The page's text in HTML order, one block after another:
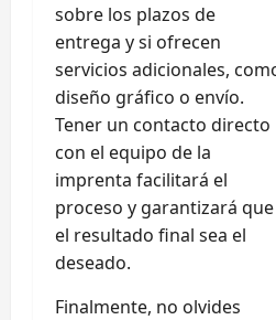
sobre los plazos de
entrega y si ofrecen
servicios adicionales,
diseño gráfico o envío.
Tener un contacto directo
con el equipo de la
imprenta facilitará el
proceso y garantizará que
el resultado final sea el
deseado.
Finalmente, no olvides